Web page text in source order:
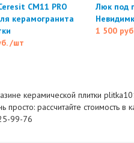
CM11 PRO
керамогранита
/шт
Люк под
1 500
керамической плитки
просто: рассчитайте стоимость
99-76